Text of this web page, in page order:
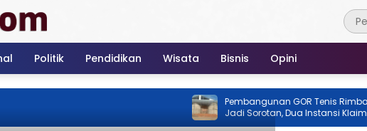
Politik Pendidikan Wisata Bisnis Opini
Pembangunan GOR Tenis Rimba Jaya
Jadi Sorotan, Dua Instansi Klaim Belum
Ada Izin